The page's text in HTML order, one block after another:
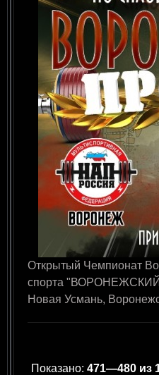
Открытый Чемпионат
спорта "ВОРОНЕЖСКИЙ
Новая Усмань,
Показано: 471—480 из